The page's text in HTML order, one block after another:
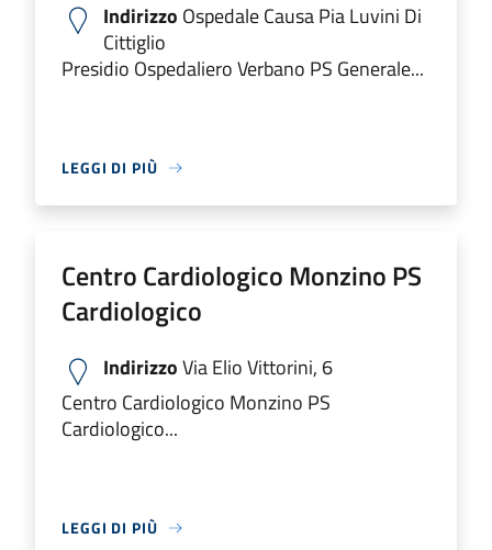
Indirizzo Ospedale Causa Pia Luvini Di
Cittiglio
Presidio Ospedaliero Verbano PS Generale...
LEGGI DI PIÙ
Centro Cardiologico Monzino PS
Cardiologico
IndirizzoVia Elio Vittorini, 6
Centro Cardiologico Monzino PS
Cardiologico...
LEGGI DI PIÙ